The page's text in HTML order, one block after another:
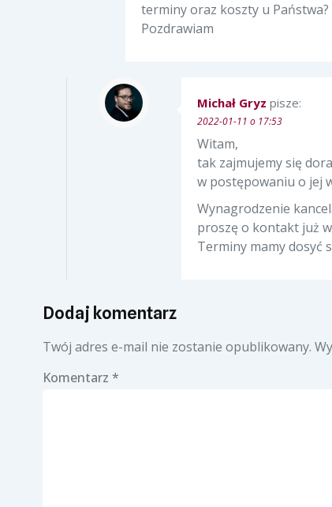
terminy oraz koszty u Państwa?
Pozdrawiam
Michał Gryz pisze:
2022-01-11 o 17:53
Witam,
tak zajmujemy się
w postępowaniu o jej
Wynagrodzenie
proszę o kontakt już
Terminy mamy dosyć
Dodaj komentarz
Twój adres e-mail nie zostanie opublikowany.
Komentarz *